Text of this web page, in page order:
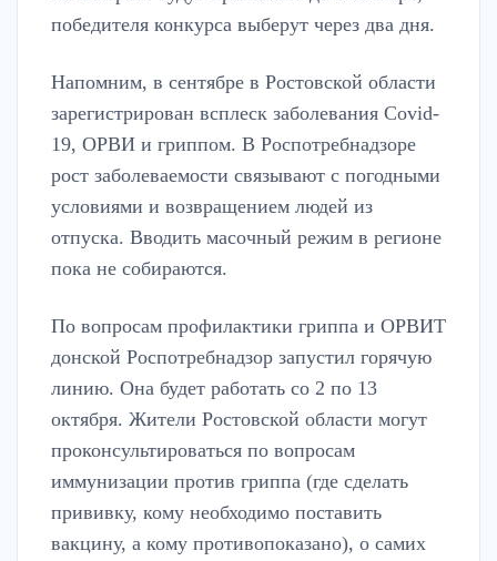
победителя конкурса выберут через два дня.
Напомним, в сентябре в Ростовской области
зарегистрирован всплеск заболевания Covid-
19, ОРВИ и гриппом. В Роспотребнадзоре
рост заболеваемости связывают с погодными
условиями и возвращением людей из
отпуска. Вводить масочный режим в регионе
пока не собираются.
По вопросам профилактики гриппа и ОРВИТ
донской Роспотребнадзор запустил горячую
линию. Она будет работать со 2 по 13
октября. Жители Ростовской области могут
проконсультироваться по вопросам
иммунизации против гриппа (где сделать
прививку, кому необходимо поставить
вакцину, а кому противопоказано), о самих